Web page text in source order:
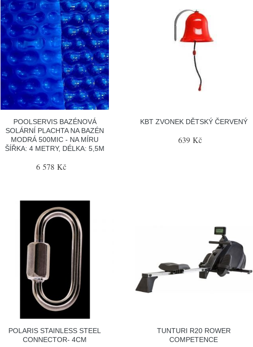
POOLSERVIS BAZÉNOVÁ
SOLÁRNÍ PLACHTA NA BAZÉN
MODRÁ 500MIC - NA MÍRU
ŠÍŘKA: 4 METRY, DÉLKA: 5,5M
6 578 Kč
KBT ZVONEK DĚTSKÝ ČERVENÝ
639 Kč
POLARIS STAINLESS STEEL
CONNECTOR- 4CM
TUNTURI R20 ROWER
COMPETENCE